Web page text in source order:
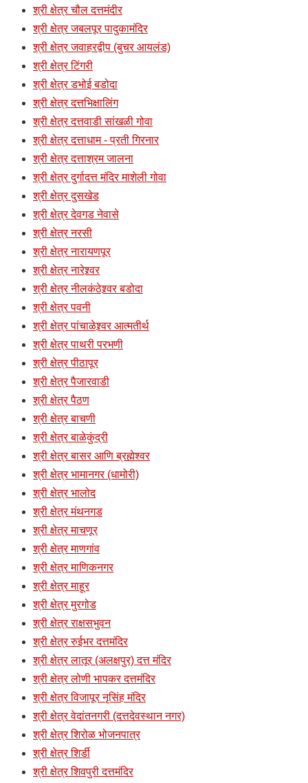
श्री क्षेत्र चौल दत्तमंदीर
श्री क्षेत्र जबलपूर पादुकामंदिर
श्री क्षेत्र जवाहरद्वीप (बुचर आयलंड)
श्री क्षेत्र टिंगरी
श्री क्षेत्र डभोई बडोदा
श्री क्षेत्र दत्तभिक्षालिंग
श्री क्षेत्र दत्तवाडी सांखळी गोवा
श्री क्षेत्र दत्ताधाम - प्रती गिरनार
श्री क्षेत्र दत्ताश्रम जालना
श्री क्षेत्र दुर्गादत्त मंदिर माशेली गोवा
श्री क्षेत्र दुसखेड
श्री क्षेत्र देवगड नेवासे
श्री क्षेत्र नरसी
श्री क्षेत्र नारायणपूर
श्री क्षेत्र नारेश्र्वर
श्री क्षेत्र नीलकंठेश्र्वर बडोदा
श्री क्षेत्र पवनी
श्री क्षेत्र पांचाळेश्र्वर आत्मतीर्थ
श्री क्षेत्र पाथरी परभणी
श्री क्षेत्र पीठापूर
श्री क्षेत्र पैजारवाडी
श्री क्षेत्र पैठण
श्री क्षेत्र बाचणी
श्री क्षेत्र बाळेकुंद्री
श्री क्षेत्र बासर आणि ब्रह्मेश्वर
श्री क्षेत्र भामानगर (धामोरी)
श्री क्षेत्र भालोद
श्री क्षेत्र मंथनगड
श्री क्षेत्र माचणूर
श्री क्षेत्र माणगांव
श्री क्षेत्र माणिकनगर
श्री क्षेत्र माहूर
श्री क्षेत्र मुरगोड
श्री क्षेत्र राक्षसभुवन
श्री क्षेत्र रुईभर दत्तमंदिर
श्री क्षेत्र लातूर (अलक्षपुर) दत्त मंदिर
श्री क्षेत्र लोणी भापकर दत्तमंदिर
श्री क्षेत्र विजापूर नृसिंह मंदिर
श्री क्षेत्र वेदांतनगरी (दत्तदेवस्थान नगर)
श्री क्षेत्र शिरोळ भोजनपात्र
श्री क्षेत्र शिर्डी
श्री क्षेत्र शिवपुरी दत्तमंदिर